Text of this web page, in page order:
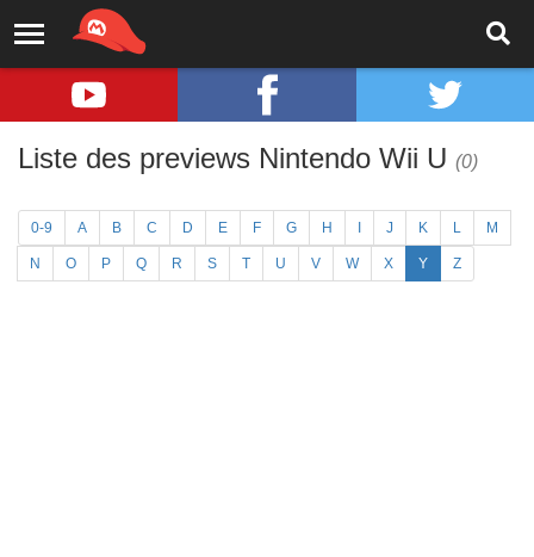
Liste des previews Nintendo Wii U (0)
0-9 A B C D E F G H J K L M
N O P Q R S T U V W X Y Z